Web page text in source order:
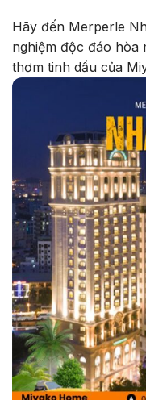
Hãy đến Merperle
nghiệm độc đáo hòa
thơm tinh dầu của